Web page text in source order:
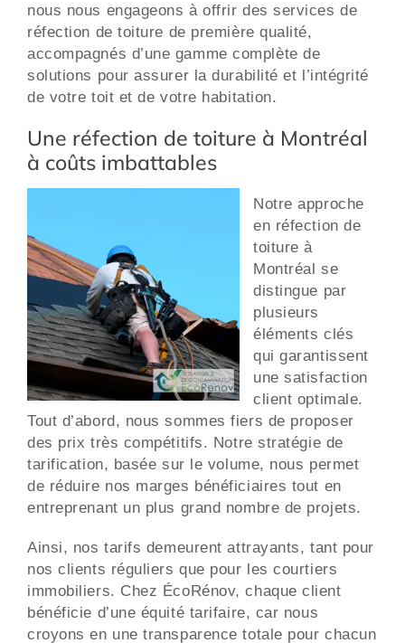
nous nous engageons à offrir des services de
réfection de toiture de première qualité,
accompagnés d’une gamme complète de
solutions pour assurer la durabilité et l’intégrité
de votre toit et de votre habitation.
Une réfection de toiture à Montréal
à coûts imbattables
Notre approche
en réfection de
toiture à
Montréal se
distingue par
plusieurs
éléments clés
qui garantissent
une satisfaction
client optimale.
Tout d’abord, nous sommes fiers de proposer
des prix très compétitifs. Notre stratégie de
tarification, basée sur le volume, nous permet
de réduire nos marges bénéficiaires tout en
entreprenant un plus grand nombre de projets.
Ainsi, nos tarifs demeurent attrayants, tant pour
nos clients réguliers que pour les courtiers
immobiliers. Chez ÉcoRénov, chaque client
bénéficie d’une équité tarifaire, car nous
croyons en une transparence totale pour chacun